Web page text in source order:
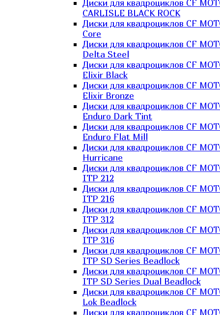
Диски для квадроциклов CF
CARLISLE BLACK ROCK
Диски для квадроциклов CF
Core
Диски для квадроциклов CF
Delta Steel
Диски для квадроциклов CF
Elixir Black
Диски для квадроциклов CF
Elixir Bronze
Диски для квадроциклов CF
Enduro Dark Tint
Диски для квадроциклов CF
Enduro Flat Mill
Диски для квадроциклов CF
Hurricane
Диски для квадроциклов CF
ITP 212
Диски для квадроциклов CF
ITP 216
Диски для квадроциклов CF
ITP 312
Диски для квадроциклов CF
ITP 316
Диски для квадроциклов CF
ITP SD Series Beadlock
Диски для квадроциклов CF
ITP SD Series Dual Beadlock
Диски для квадроциклов CF
Lok Beadlock
Диски для квадроциклов CF